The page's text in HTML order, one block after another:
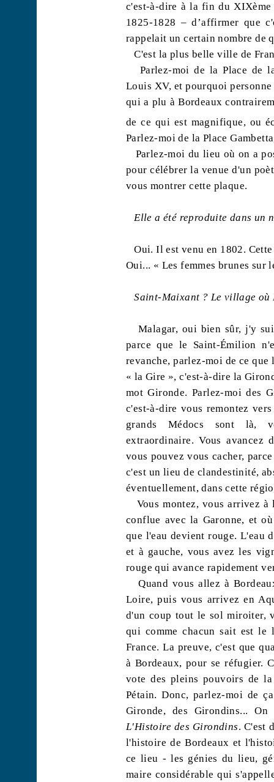
c'est-à-dire à la fin du XIXème
1825-1828 – d’affirmer que
rappelait un certain nombre de
C'est la plus belle ville de
Parlez-moi de la Place de
Louis XV, et pourquoi
qui a plu à Bordeaux
de ce qui est magnifique, ou
Parlez-moi de la Place
Parlez-moi du lieu où on a
pour célébrer la venue d'un
vous montrer cette plaque.
Elle a été reproduite dans un
Oui. Il est venu en 1802.
Oui... « Les femmes brunes sur
Saint-Maixant ? Le village
Malagar, oui bien sûr, j'y
parce que le Saint-Émilion
revanche, parlez-moi de ce que
« la Gire », c'est-à-dire la
mot Gironde. Parlez-moi des
c'est-à-dire vous remontez
grands Médocs sont là,
extraordinaire. Vous avancez
vous pouvez vous cacher,
c'est un lieu de clandestinité,
éventuellement, dans cette
Vous montez, vous arrivez
conflue avec la Garonne, et
que l'eau devient rouge. L'eau
et à gauche, vous avez les
rouge qui avance rapidement
Quand vous allez à
Loire, puis vous arrivez en
d'un coup tout le sol miroiter,
qui comme chacun sait est
France. La preuve, c'est que
à Bordeaux, pour se réfugier.
vote des pleins pouvoirs de
Pétain. Donc, parlez-moi de
Gironde, des Girondins...
L'Histoire des Girondins. C'est
l'histoire de Bordeaux et
ce lieu - les génies du lieu,
maire considérable qui